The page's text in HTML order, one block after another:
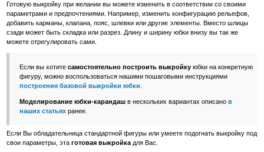
Готовую выкройку при желании вы можете изменить в соответствии со своими
параметрами и предпочтениями. Например, изменить конфигурацию рельефов,
добавить карманы, клапана, пояс, шлевки или другие элементы. Вместо шлицы
сзади может быть складка или разрез. Длину и ширину юбки внизу вы так же
можете отрегулировать сами.
Если вы хотите самостоятельно построить выкройкуюбки на конкретную
фигуру, можно воспользоваться нашими пошаговыми инструкциями
построения базовой выкройки юбки
Моделирование юбки-карандашв нескольких вариантах описано в
наших статьяхранее.
Если Вы обладательница стандартной фигуры или умеете подогнать выкройку под
свои параметры, этаготовая выкройка для Вас.